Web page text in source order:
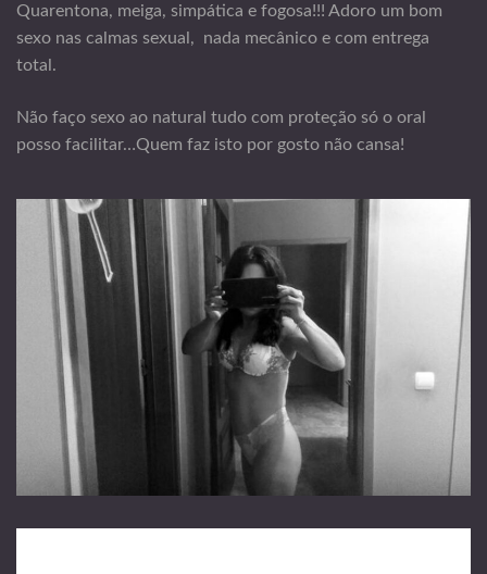
Quarentona, meiga, simpática e fogosa!!! Adoro um bom
sexo nas calmas sexual, nada mecânico e com entrega
total.
Não faço sexo ao natural tudo com proteção só o oral
posso facilitar…Quem faz isto por gosto não cansa!